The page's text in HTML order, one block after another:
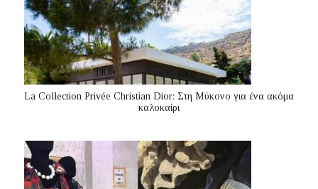
La Collection Privée Christian Dior: Στη Μύκονο για ένα ακόμα
καλοκαίρι